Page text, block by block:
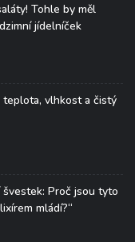
Tohle by měl
jídelníček
teplota, vlhkost a čistý
Proč jsou tyto
mládí?“